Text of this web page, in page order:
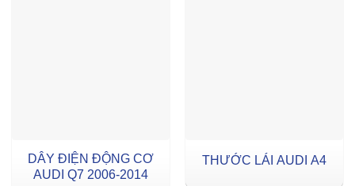
DÂY ĐIỆN ĐỘNG CƠ
AUDI Q7 2006-2014
THƯỚC LÁI AUDI A4